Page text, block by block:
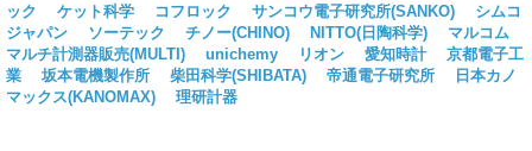
ック
ケット科学 コフロック サンコウ電子研究所(SANKO)
シムコ
ジャパン
ソーテック チノー(CHINO) NITTO(日陶科学)
マルコム
マルチ計測器販売(MULTI)
unichemy リオン 愛知時計
京都電子工
業
坂本電機製作所 柴田科学(SHIBATA) 帝通電子研究所
日本カノ
マックス(KANOMAX)
理研計器